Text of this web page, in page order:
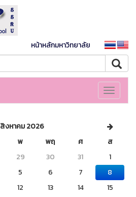
หน้าหลักมหาวิทยาลัย
Toggle
สิงหาคม 2026
พ พฤ ศ
ส
29 30 31
1
5 6 7
8
12 13 14
15